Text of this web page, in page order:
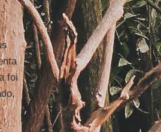
foi